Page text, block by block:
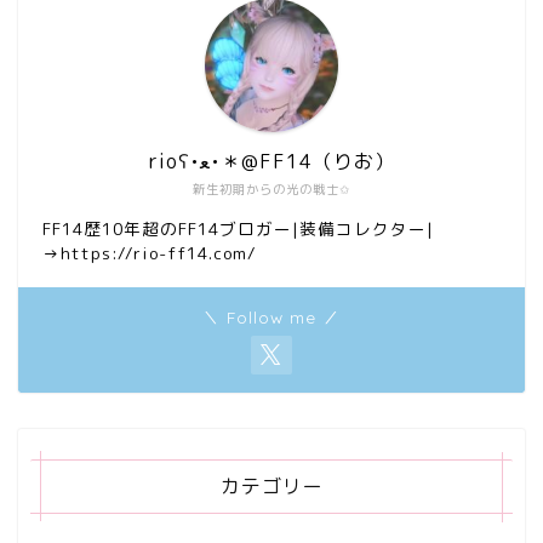
新生初期からの光の戦士✩
rioʕ•ﻌ•＊@FF14（りお）
FF14歴10年超のFF14ブロガー|装備コレクター|
→https://rio-ff14.com/
＼ Follow me ／
カテゴリー